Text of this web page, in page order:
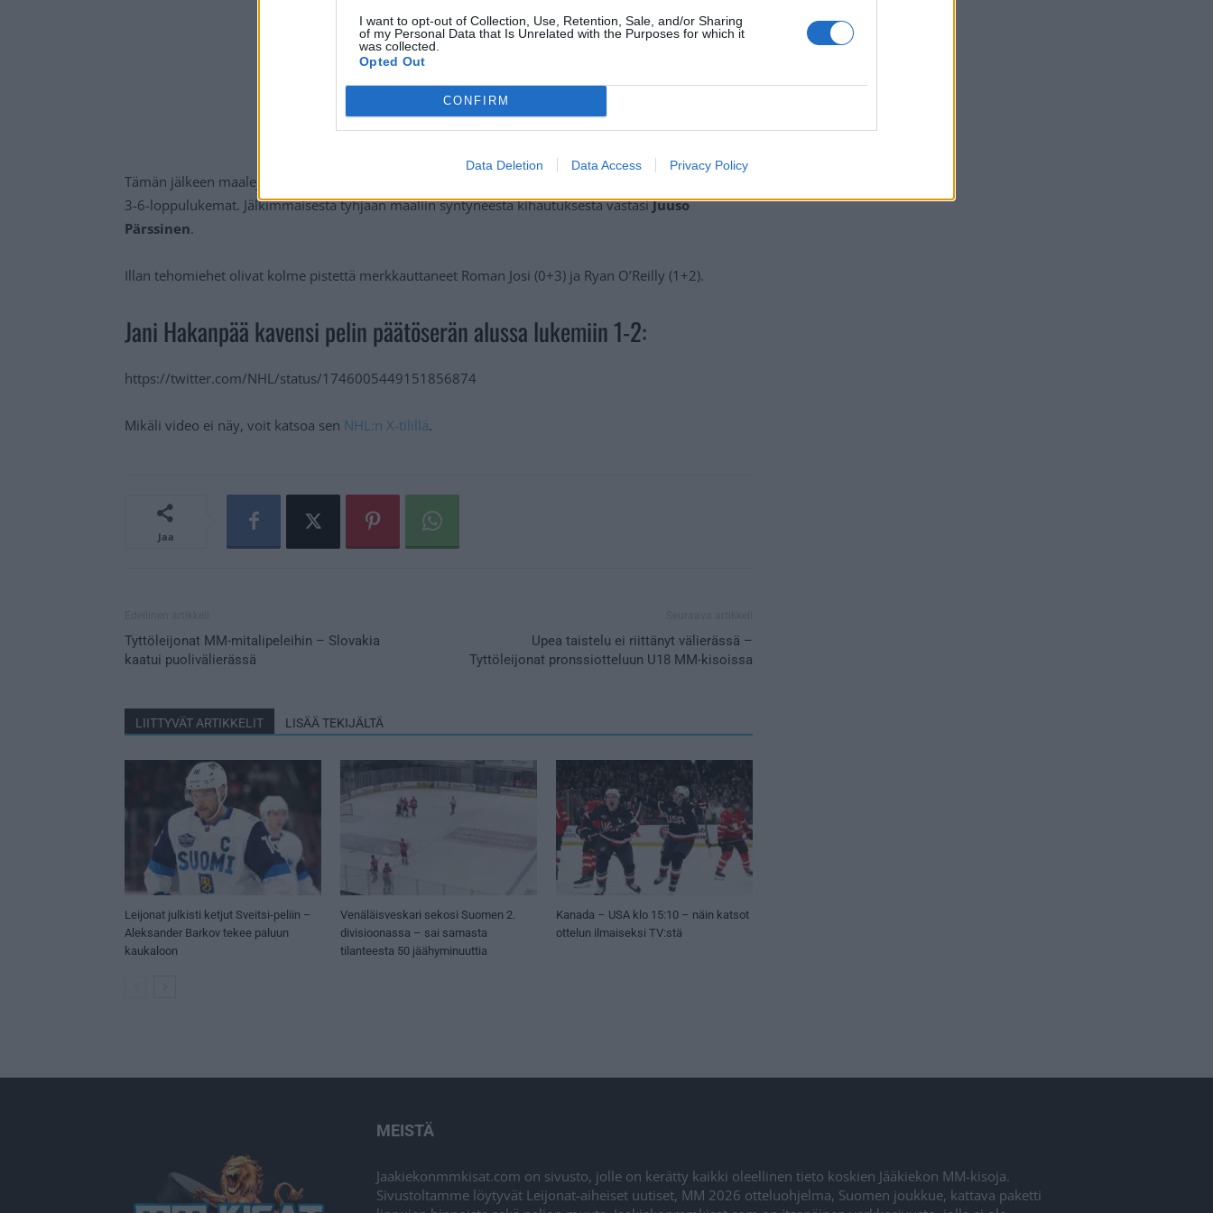
I want to opt-out of Collection, Use, Retention, Sale, and/or Sharing
of my Personal Data that Is Unrelated with the Purposes for which it
was collected.
Opted Out
CONFIRM
Data Deletion Data Access Privacy Policy
Tämän jälkeen maaleja mätettiin tasatahtia, ja lopussa Predators iski kaksi osumaa tyhjiin sinetöiden
3-6-loppulukemat. Jälkimmäisestä tyhjään maaliin syntyneestä kihautuksesta vastasiJuuso
Pärssinen.
Illan tehomiehet olivat kolme pistettä merkkauttaneet Roman Josi (0+3) ja Ryan O’Reilly (1+2).
Jani Hakanpää kavensi pelin päätöserän alussa lukemiin 1-2:
https://twitter.com/NHL/status/1746005449151856874
Mikäli video ei näy, voit katsoa sen NHL:n X-tilillä.
Jaa
Tyttöleijonat MM-mitalipeleihin – Slovakia
kaatui puolivälierässä
Upea taistelu ei riittänyt välierässä –
Tyttöleijonat pronssiotteluun U18 MM-kisoissa
LIITTYVÄT ARTIKKELIT LISÄÄ TEKIJÄLTÄ
Leijonat julkisti ketjut Sveitsi-peliin –
Aleksander Barkov tekee paluun
kaukaloon
Venäläisveskari sekosi Suomen 2.
divisioonassa – sai samasta
tilanteesta 50 jäähyminuuttia
Kanada – USA klo 15:10 – näin katsot
ottelun ilmaiseksi TV:stä
MEISTÄ
Jaakiekonmmkisat.com on sivusto, jolle on kerätty kaikki oleellinen tieto koskien Jääkiekon MM-kisoja.
Sivustoltamme löytyvät Leijonat-aiheiset uutiset, MM 2026 otteluohjelma, Suomen joukkue, kattava paketti